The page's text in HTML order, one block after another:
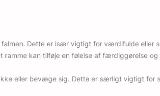
Dette er især vigtigt for værdifulde eller
ramme kan tilføje en følelse af færdiggørelse
eller bevæge sig. Dette er særligt vigtigt for